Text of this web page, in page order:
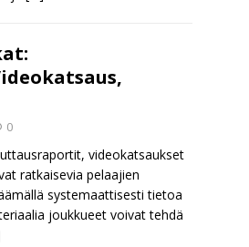
0
videokatsaukset
ratkaisevia pelaajien
systemaattisesti tietoa
joukkueet voivat tehdä